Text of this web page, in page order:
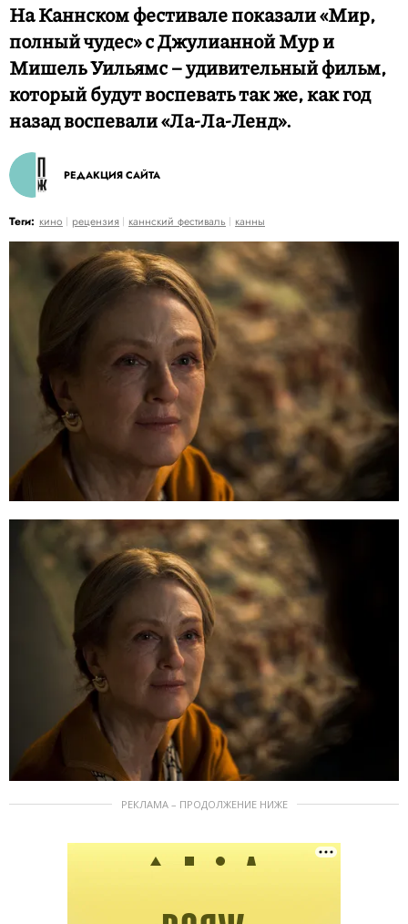
На Каннском фестивале показали «Мир,
полный чудес» с Джулианной Мур и
Мишель Уильямс – удивительный фильм,
который будут воспевать так же, как год
назад воспевали «Ла-Ла-Ленд».
РЕДАКЦИЯ САЙТА
Теги: кино рецензия каннский фестиваль канны
РЕКЛАМА – ПРОДОЛЖЕНИЕ НИЖЕ